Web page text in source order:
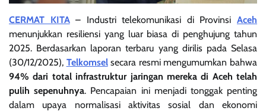
CERMAT KITA– Industri telekomunikasi di ProvinsiAceh
menunjukkan resiliensi yang luar biasa di penghujung tahun
2025. Berdasarkan laporan terbaru yang dirilis pada Selasa
(30/12/2025), Telkomselsecara resmi mengumumkan bahwa
94% dari total infrastruktur jaringan mereka di Aceh telah
pulih sepenuhnya. Pencapaian ini menjadi tonggak penting
dalam upaya normalisasi aktivitas sosial dan ekonomi